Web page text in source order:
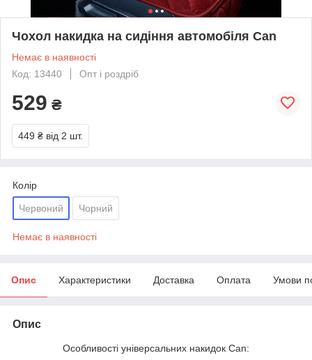
Чохол накидка на сидіння автомобіля Can
Немає в наявності
Код: 13440
Опт і роздріб
529 ₴
449 ₴ від 2 шт.
Колір
Червоний Чорний
Немає в наявності
Опис Характеристики Доставка Оплата Умови
Опис
Особливості універсальних накидок Can: